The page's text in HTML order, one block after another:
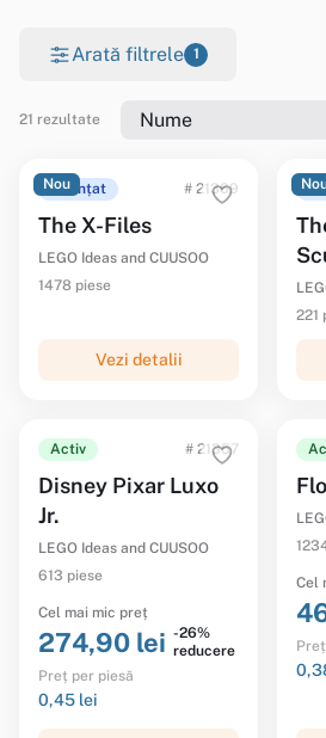
Arată filtrele 1
21 rezultate
Nou
Anunțat # 21369
The X-Files
LEGO Ideas and CUUSOO
1478 piese
Vezi detalii
221
Activ # 21357
Disney Pixar Luxo
Jr.
LEGO Ideas and CUUSOO
613 piese
Cel mai mic preț
274,90 lei -26%
reducere
Preț per piesă
0,45 lei
Cel